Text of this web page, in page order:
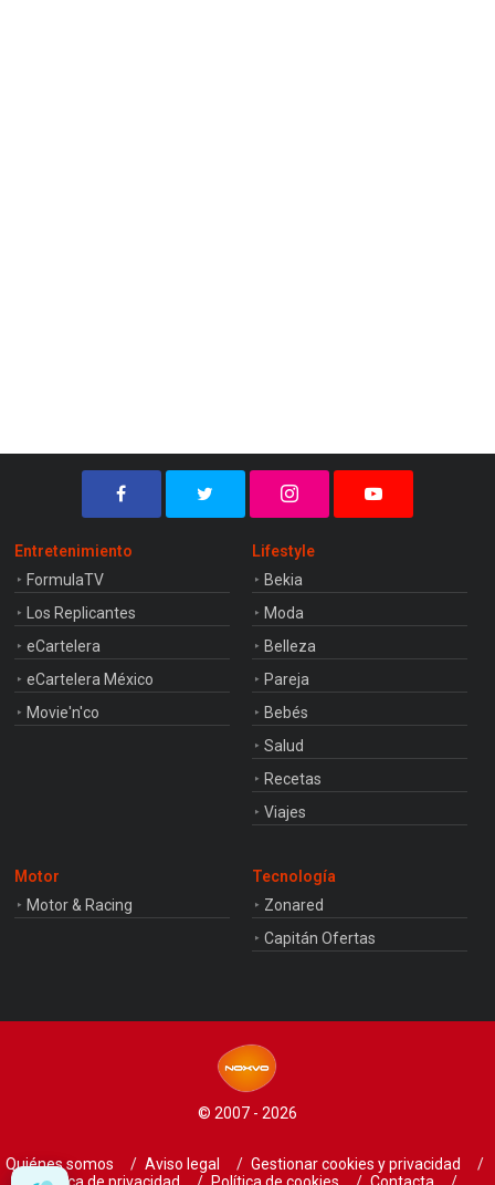
Entretenimiento
FormulaTV
Los Replicantes
eCartelera
eCartelera México
Movie'n'co
Lifestyle
Bekia
Moda
Belleza
Pareja
Bebés
Salud
Recetas
Viajes
Motor
Motor & Racing
Tecnología
Zonared
Capitán Ofertas
© 2007 - 2026
Quiénes somos Aviso legal
Gestionar cookies y privacidad
Política de privacidad
Política de cookies Contacta